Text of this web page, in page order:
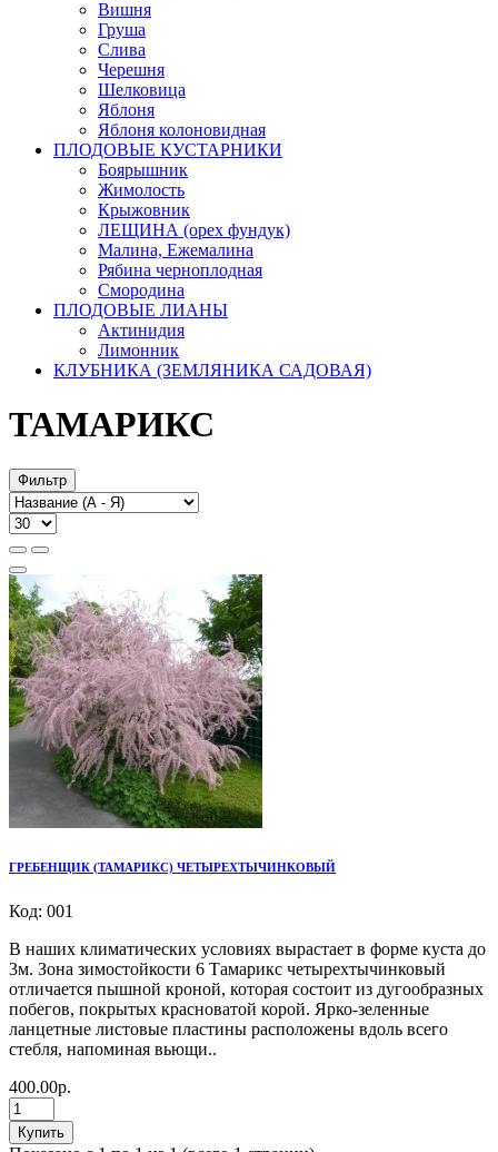
Вишня
Груша
Слива
Черешня
Шелковица
Яблоня
Яблоня колоновидная
ПЛОДОВЫЕ КУСТАРНИКИ
Боярышник
Жимолость
Крыжовник
ЛЕЩИНА (орех фундук)
Малина, Ежемалина
Рябина черноплодная
Смородина
ПЛОДОВЫЕ ЛИАНЫ
Актинидия
Лимонник
КЛУБНИКА (ЗЕМЛЯНИКА САДОВАЯ)
ТАМАРИКС
Фильтр
ГРЕБЕНЩИК (ТАМАРИКС) ЧЕТЫРЕХТЫЧИНКОВЫЙ
Код: 001
В наших климатических условиях вырастает в форме куста до
3м. Зона зимостойкости 6 Тамарикс четырехтычинковый
отличается пышной кроной, которая состоит из дугообразных
побегов, покрытых красноватой корой. Ярко-зеленные
ланцетные листовые пластины расположены вдоль всего
стебля, напоминая вьющи..
400.00р.
Купить